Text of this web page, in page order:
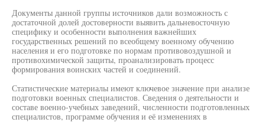
Документы данной группы источников дали возможность с
достаточной долей достоверности выявить дальневосточную
специфику и особенности выполнения важнейших
государственных решений по всеобщему военному обучению
населения и его подготовке по нормам противовоздушной и
противохимической защиты, проанализировать процесс
формирования воинских частей и соединений.
Статистические материалы имеют ключевое значение при анализе
подготовки военных специалистов. Сведения о деятельности и
составе военно-учебных заведений, численности подготовленных
специалистов, программе обучения и её изменениях в